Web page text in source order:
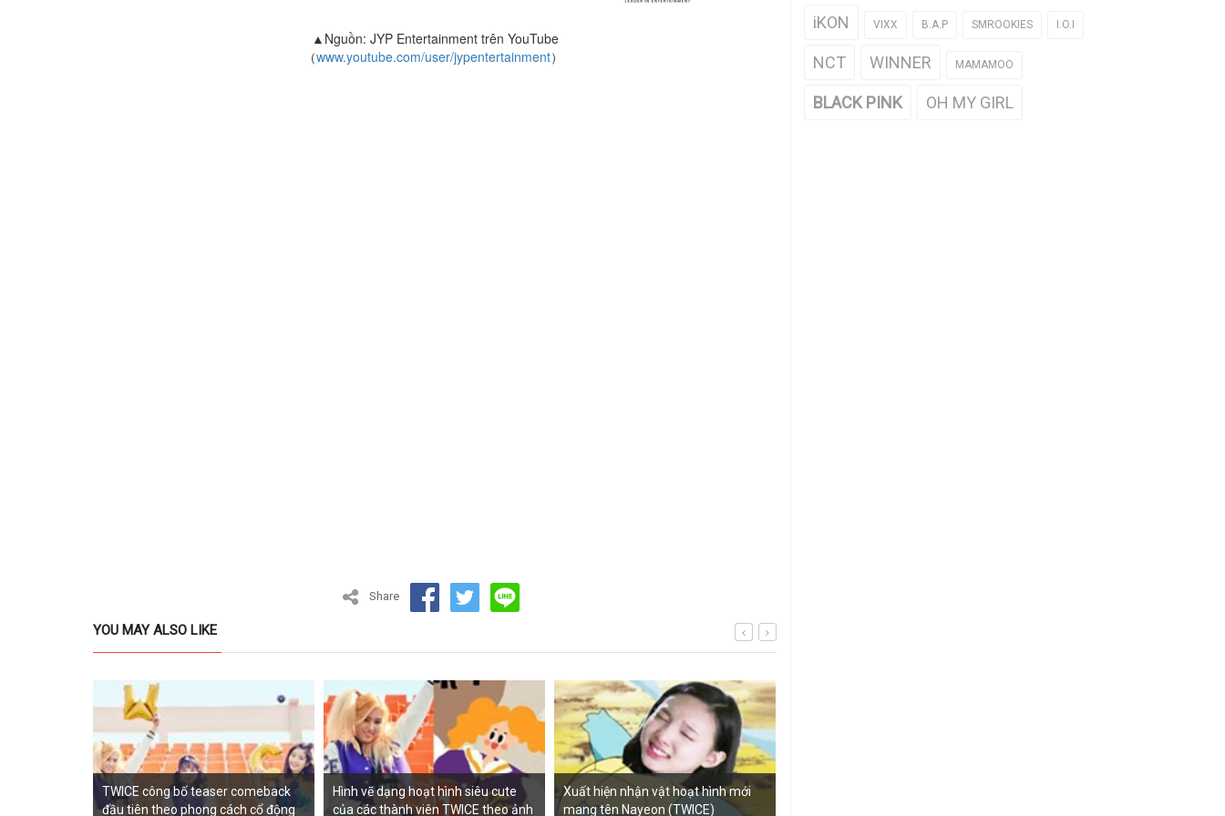
▲Nguồn: JYP Entertainment trên YouTube
（www.youtube.com/user/jypentertainment）
Share
YOU MAY ALSO LIKE
TWICE công bố teaser comeback
đầu tiên theo phong cách cổ động
Hình vẽ dạng hoạt hình siêu cute
của các thành viên TWICE theo ảnh
Xuất hiện nhận vật hoạt hình mới
mang tên Nayeon (TWICE)
iKON VIXX B.A.P SMROOKIES I.O.I
NCT WINNER MAMAMOO
BLACK PINK OH MY GIRL